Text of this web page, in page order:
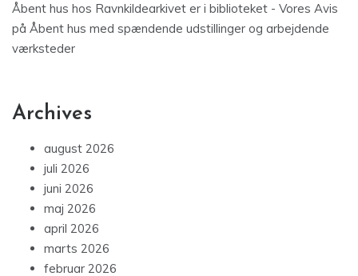
Åbent hus hos Ravnkildearkivet er i biblioteket - Vores Avis
på Åbent hus med spændende udstillinger og arbejdende
værksteder
Archives
august 2026
juli 2026
juni 2026
maj 2026
april 2026
marts 2026
februar 2026